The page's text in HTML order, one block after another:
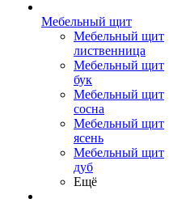
Мебельный щит
Мебельный щит
лиственница
Мебельный щит
бук
Мебельный щит
сосна
Мебельный щит
ясень
Мебельный щит
дуб
Ещё